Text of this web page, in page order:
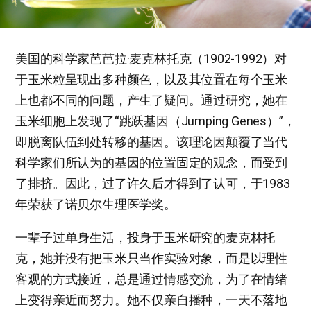
美国的科学家芭芭拉·麦克林托克（1902-1992）对
于玉米粒呈现出多种颜色，以及其位置在每个玉米
上也都不同的问题，产生了疑问。通过研究，她在
玉米细胞上发现了“跳跃基因（Jumping Genes）”，
即脱离队伍到处转移的基因。该理论因颠覆了当代
科学家们所认为的基因的位置固定的观念，而受到
了排挤。因此，过了许久后才得到了认可，于1983
年荣获了诺贝尔生理医学奖。
一辈子过单身生活，投身于玉米研究的麦克林托
克，她并没有把玉米只当作实验对象，而是以理性
客观的方式接近，总是通过情感交流，为了在情绪
上变得亲近而努力。她不仅亲自播种，一天不落地